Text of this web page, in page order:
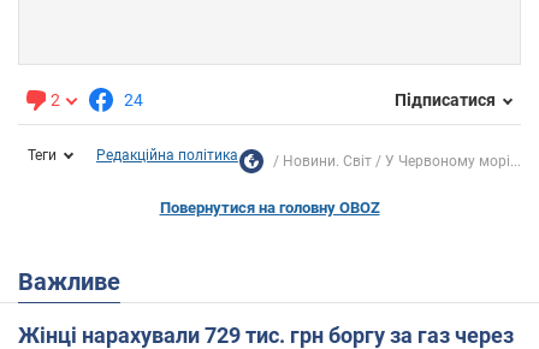
2 24 Підписатися
Теги Редакційна політика Новини. Світ У Червоному морі...
Повернутися на головну OBOZ
Важливе
Жінці нарахували 729 тис. грн боргу за газ через